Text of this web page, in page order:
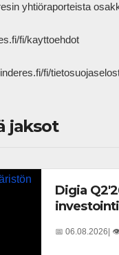
yhtiöraporteista
fi/kayttoehdot
fi/
jaksot
Digia
📅 06.08.2026 |